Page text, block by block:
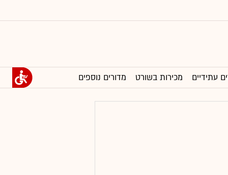
עתידיים מכירות בשורט מדורים נוספים